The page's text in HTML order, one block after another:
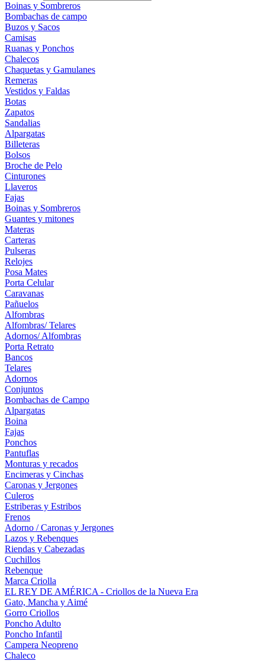
Boinas y Sombreros
Bombachas de campo
Buzos y Sacos
Camisas
Ruanas y Ponchos
Chalecos
Chaquetas y Gamulanes
Remeras
Vestidos y Faldas
Botas
Zapatos
Sandalias
Alpargatas
Billeteras
Bolsos
Broche de Pelo
Cinturones
Llaveros
Fajas
Boinas y Sombreros
Guantes y mitones
Materas
Carteras
Pulseras
Relojes
Posa Mates
Porta Celular
Caravanas
Pañuelos
Alfombras
Alfombras/ Telares
Adornos/ Alfombras
Porta Retrato
Bancos
Telares
Adornos
Conjuntos
Bombachas de Campo
Alpargatas
Boina
Fajas
Ponchos
Pantuflas
Monturas y recados
Encimeras y Cinchas
Caronas y Jergones
Culeros
Estriberas y Estribos
Frenos
Adorno / Caronas y Jergones
Lazos y Rebenques
Riendas y Cabezadas
Cuchillos
Rebenque
Marca Criolla
EL REY DE AMÉRICA - Criollos de la Nueva Era
Gato, Mancha y Aimé
Gorro Criollos
Poncho Adulto
Poncho Infantil
Campera Neopreno
Chaleco